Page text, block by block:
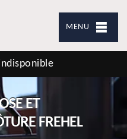
MENU
ET
FREHEL